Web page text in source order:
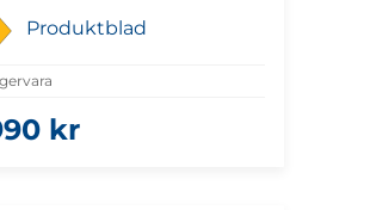
Atmos-ljud
med VRR
Produktblad
kr